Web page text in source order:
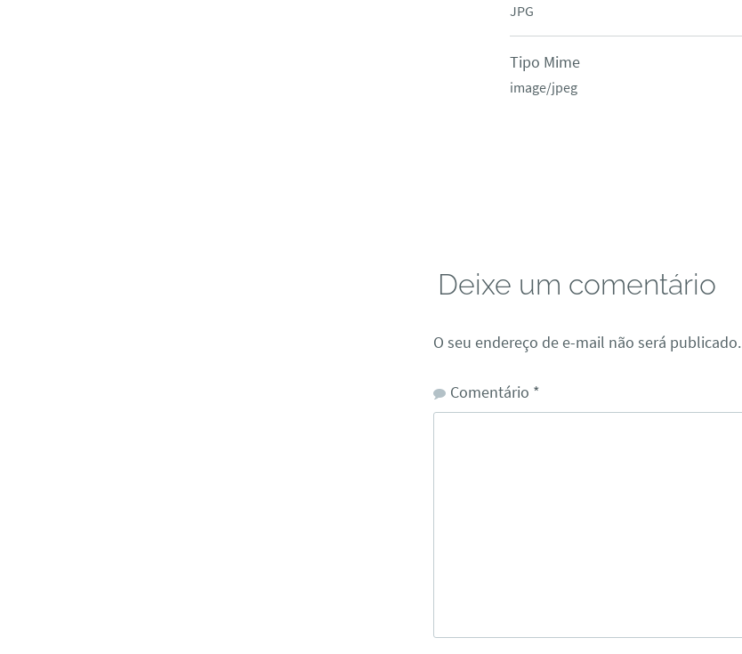
JPG
Tipo Mime
image/jpeg
Deixe um comentário
O seu endereço de e-mail não será publicado.
Comentário *